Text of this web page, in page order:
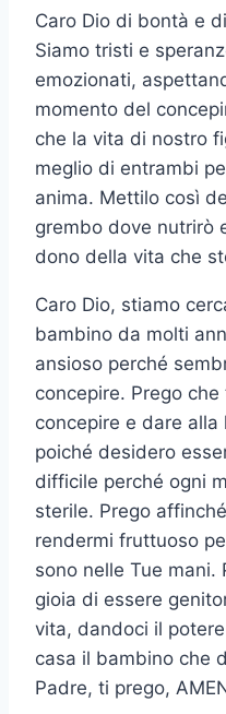
Caro Dio di bontà e
Siamo tristi e
emozionati,
momento del
che la vita di nostro
meglio di entrambi
anima. Mettilo così
grembo dove nutrirò
dono della vita che
Caro Dio, stiamo
bambino da molti
ansioso perché
concepire. Prego
concepire e dare
poiché desidero
difficile perché ogni
sterile. Prego
rendermi fruttuoso
sono nelle Tue mani.
gioia di essere
vita, dandoci il
casa il bambino che
Padre, ti prego,